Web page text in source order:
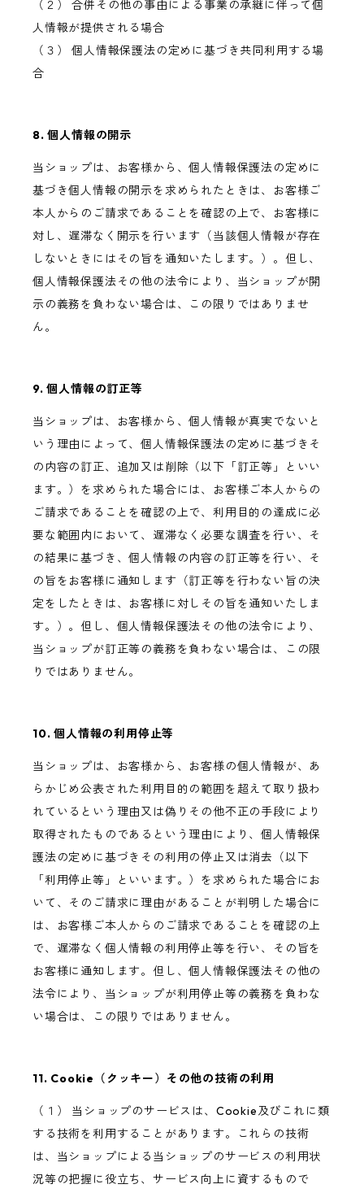
（２） 合併その他の事由による事業の承継に伴って個
人情報が提供される場合
（３） 個人情報保護法の定めに基づき共同利用する場
合
8. 個人情報の開示
当ショップは、お客様から、個人情報保護法の定めに
基づき個人情報の開示を求められたときは、お客様ご
本人からのご請求であることを確認の上で、お客様に
対し、遅滞なく開示を行います（当該個人情報が存在
しないときにはその旨を通知いたします。）。但し、
個人情報保護法その他の法令により、当ショップが開
示の義務を負わない場合は、この限りではありませ
ん。
9. 個人情報の訂正等
当ショップは、お客様から、個人情報が真実でないと
いう理由によって、個人情報保護法の定めに基づきそ
の内容の訂正、追加又は削除（以下「訂正等」といい
ます。）を求められた場合には、お客様ご本人からの
ご請求であることを確認の上で、利用目的の達成に必
要な範囲内において、遅滞なく必要な調査を行い、そ
の結果に基づき、個人情報の内容の訂正等を行い、そ
の旨をお客様に通知します（訂正等を行わない旨の決
定をしたときは、お客様に対しその旨を通知いたしま
す。）。但し、個人情報保護法その他の法令により、
当ショップが訂正等の義務を負わない場合は、この限
りではありません。
10. 個人情報の利用停止等
当ショップは、お客様から、お客様の個人情報が、あ
らかじめ公表された利用目的の範囲を超えて取り扱わ
れているという理由又は偽りその他不正の手段により
取得されたものであるという理由により、個人情報保
護法の定めに基づきその利用の停止又は消去（以下
「利用停止等」といいます。）を求められた場合にお
いて、そのご請求に理由があることが判明した場合に
は、お客様ご本人からのご請求であることを確認の上
で、遅滞なく個人情報の利用停止等を行い、その旨を
お客様に通知します。但し、個人情報保護法その他の
法令により、当ショップが利用停止等の義務を負わな
い場合は、この限りではありません。
11. Cookie（クッキー）その他の技術の利用
（１） 当ショップのサービスは、Cookie及びこれに類
する技術を利用することがあります。これらの技術
は、当ショップによる当ショップのサービスの利用状
況等の把握に役立ち、サービス向上に資するもので